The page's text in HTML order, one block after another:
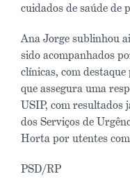
cuidados de saúde de
Ana Jorge sublinhou
sido acompanhados
clínicas, com
que assegura uma
USIP, com resultados
dos Serviços de
Horta por utentes
PSD/RP